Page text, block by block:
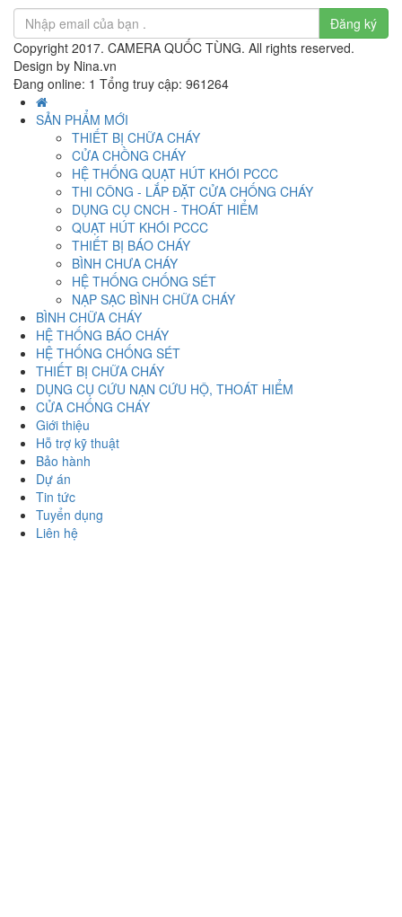
Đăng ký
Copyright 2017. CAMERA QUỐC TÙNG. All rights reserved.
Design by Nina.vn
Đang online: 1 Tổng truy cập: 961264
SẢN PHẨM MỚI
THIẾT BỊ CHỮA CHÁY
CỬA CHỒNG CHÁY
HỆ THỐNG QUẠT HÚT KHÓI PCCC
THI CÔNG - LẮP ĐẶT CỬA CHỐNG CHÁY
DỤNG CỤ CNCH - THOÁT HIỂM
QUẠT HÚT KHÓI PCCC
THIẾT BỊ BÁO CHÁY
BÌNH CHƯA CHÁY
HỆ THỐNG CHỐNG SÉT
NẠP SẠC BÌNH CHỮA CHÁY
BÌNH CHỮA CHÁY
HỆ THỐNG BÁO CHÁY
HỆ THỐNG CHỐNG SÉT
THIẾT BỊ CHỮA CHÁY
DỤNG CỤ CỨU NẠN CỨU HỘ, THOÁT HIỂM
CỬA CHỐNG CHÁY
Giới thiệu
Hỗ trợ kỹ thuật
Bảo hành
Dự án
Tin tức
Tuyển dụng
Liên hệ